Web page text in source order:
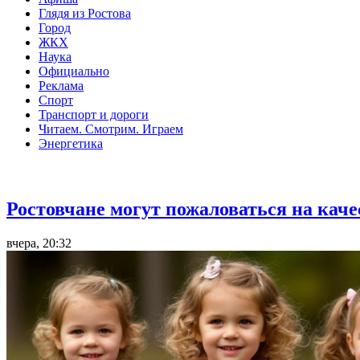
Глядя из Ростова
Город
ЖКХ
Наука
Официально
Реклама
Спорт
Транспорт и дороги
Читаем. Смотрим. Играем
Энергетика
Ростовчане могут пожаловаться на
вчера, 20:32